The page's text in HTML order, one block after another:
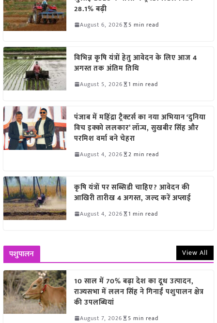
28.1% बढ़ी
August 6, 2026 5 min read
विभिन्न कृषि यंत्रों हेतु आवेदन के लिए आज 4
अगस्त तक अंतिम तिथि
August 5, 2026 1 min read
पंजाब में महिंद्रा ट्रैक्टर्स का नया अभियान ‘दुनिया
विच इक्को ललकार’ लॉन्च, सुखबीर सिंह और
परमिश वर्मा बने चेहरा
August 4, 2026 2 min read
कृषि यंत्रों पर सब्सिडी चाहिए? आवेदन की
आखिरी तारीख 4 अगस्त, जल्द करें अप्लाई
August 4, 2026 1 min read
पशुपालन View All
10 साल में 70% बढ़ा देश का दूध उत्पादन,
राज्यसभा में ललन सिंह ने गिनाईं पशुपालन क्षेत्र
की उपलब्धियां
August 7, 2026 5 min read